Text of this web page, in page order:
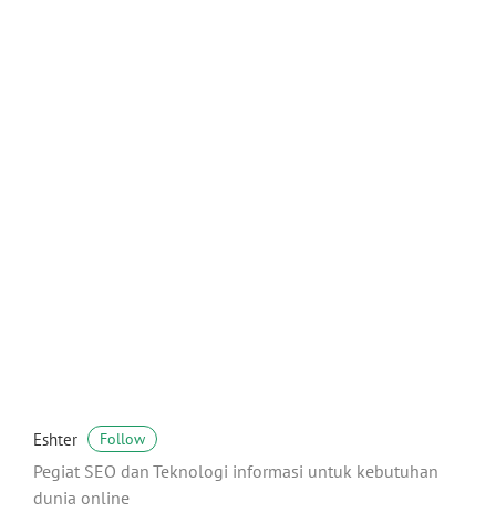
Eshter Follow
Pegiat SEO dan Teknologi informasi untuk kebutuhan
dunia online